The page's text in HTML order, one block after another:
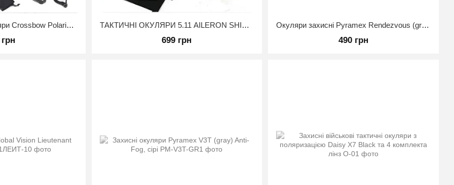
Тактичні захисні окуляри Crossbow Polarized із трьома змінними лінзами Койот ТАКТИЧНІ ОКУЛЯРИ 5.11 AILERON SHIELD З 3 ЛІНЗАМИ, Чорний
699 грн
Окуляри захисні Pyramex Rendezvous (gray) сірі
490 грн